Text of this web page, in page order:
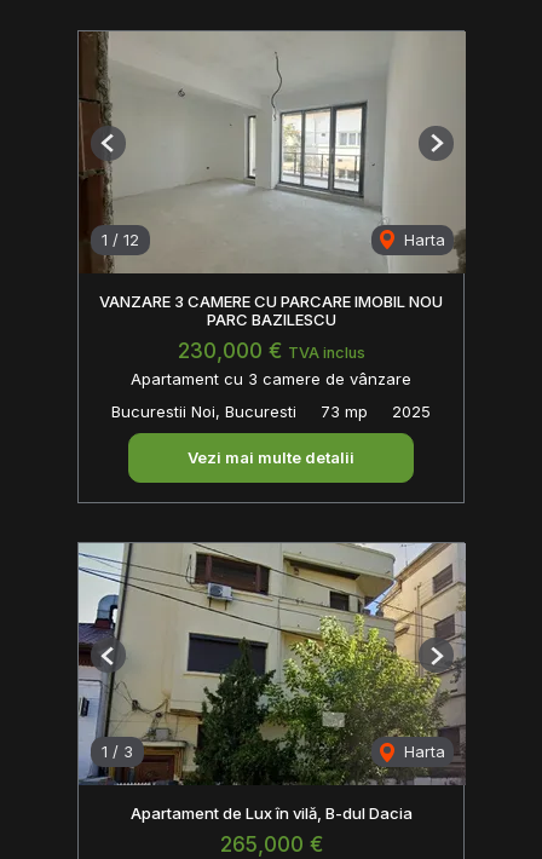
1 / 12 Harta
Previous Next
VANZARE 3 CAMERE CU PARCARE IMOBIL NOU
PARC BAZILESCU
230,000 € TVA inclus
Apartament cu 3 camere de vânzare
Bucurestii Noi, Bucuresti
73 mp 2025
Vezi mai multe detalii
1 / 3 Harta
Previous Next
Apartament de Lux în vilă, B-dul Dacia
265,000 €